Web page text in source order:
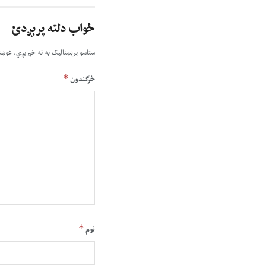
ځواب دلته پرېږدئ
ستاسو برېښناليک به نه خپريږي.
څرگندون*
نوم*